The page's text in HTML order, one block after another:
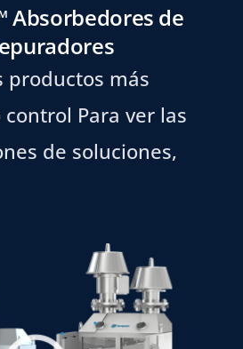
Absorbedores de
productos más
Para ver las
de soluciones,